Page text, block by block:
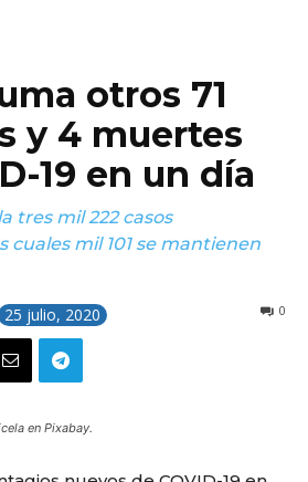
otros 71
y 4 muertes
19 en un día
tres mil 222 casos
cuales mil 101 se mantienen
25 julio, 2020 0
en Pixabay.